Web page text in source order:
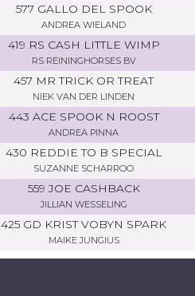
577 GALLO DEL SPOOK
ANDREA WIELAND
419 RS CASH LITTLE WIMP
RS REININGHORSES BV
457 MR TRICK OR TREAT
NIEK VAN DER LINDEN
443 ACE SPOOK N ROOST
ANDREA PINNA
430 REDDIE TO B SPECIAL
SUZANNE SCHARROO
559 JOE CASHBACK
JILLIAN WESSELING
425 GD KRIST VOBYN SPARK
MAIKE JUNGIUS